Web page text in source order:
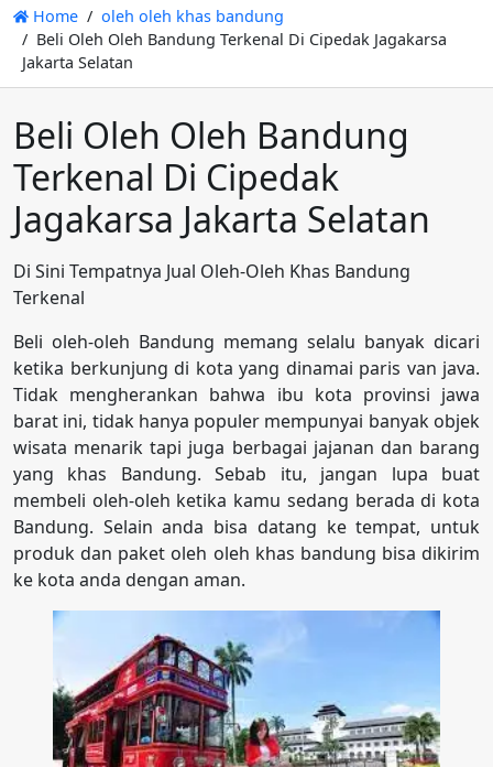
Home
oleh oleh khas bandung
Beli Oleh Oleh Bandung Terkenal Di Cipedak Jagakarsa
Jakarta Selatan
Beli Oleh Oleh Bandung
Terkenal Di Cipedak
Jagakarsa Jakarta Selatan
Di Sini Tempatnya Jual Oleh-Oleh Khas Bandung
Terkenal
Beli oleh-oleh Bandung memang selalu banyak dicari
ketika berkunjung di kota yang dinamai paris van java.
Tidak mengherankan bahwa ibu kota provinsi jawa
barat ini, tidak hanya populer mempunyai banyak objek
wisata menarik tapi juga berbagai jajanan dan barang
yang khas Bandung. Sebab itu, jangan lupa buat
membeli oleh-oleh ketika kamu sedang berada di kota
Bandung. Selain anda bisa datang ke tempat, untuk
produk dan paket oleh oleh khas bandung bisa dikirim
ke kota anda dengan aman.